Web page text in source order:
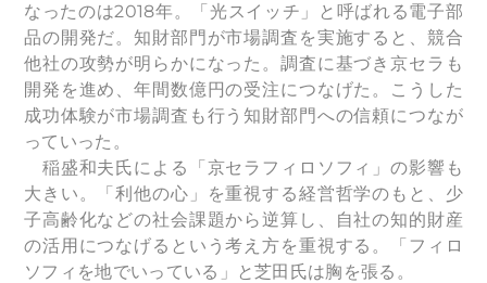
なったのは2018年。「光スイッチ」と呼ばれる電子部
品の開発だ。知財部門が市場調査を実施すると、競合
他社の攻勢が明らかになった。調査に基づき京セラも
開発を進め、年間数億円の受注につなげた。こうした
成功体験が市場調査も行う知財部門への信頼につなが
っていった。
稲盛和夫氏による「京セラフィロソフィ」の影響も
大きい。「利他の心」を重視する経営哲学のもと、少
子高齢化などの社会課題から逆算し、自社の知的財産
の活用につなげるという考え方を重視する。「フィロ
ソフィを地でいっている」と芝田氏は胸を張る。